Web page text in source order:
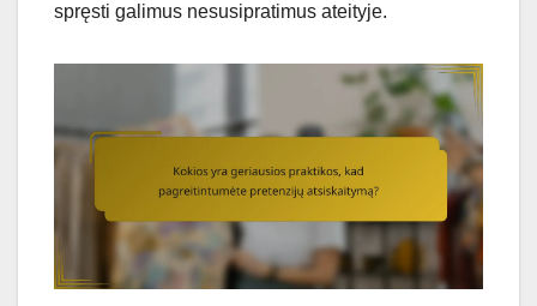
spręsti galimus nesusipratimus ateityje.